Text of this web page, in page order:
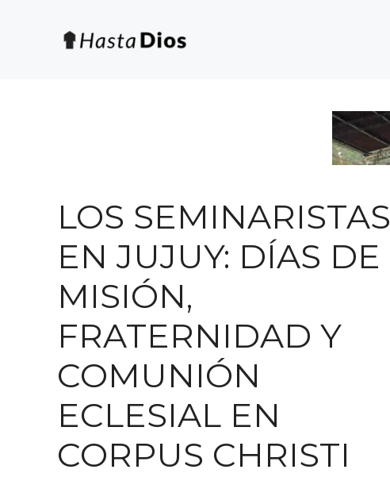
LOS SEMINARISTAS
EN JUJUY: DÍAS DE
MISIÓN,
FRATERNIDAD Y
COMUNIÓN
ECLESIAL EN
CORPUS CHRISTI